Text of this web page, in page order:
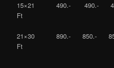
15×21 490.- 490.-
Ft
21×30 890.- 850.-
Ft